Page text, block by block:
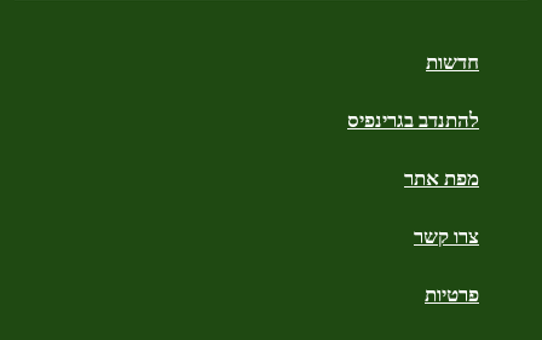
חדשות
להתנדב בגרינפיס
מפת אתר
צרו קשר
פרטיות